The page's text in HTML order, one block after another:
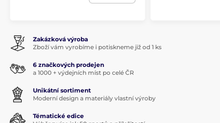
Zakázková výroba
Zboží vám vyrobíme i potiskneme již od 1 ks
6 značkových prodejen
a 1000 + výdejních míst po celé ČR
Unikátní sortiment
Moderní design a materiály vlastní výroby
Tématické edice